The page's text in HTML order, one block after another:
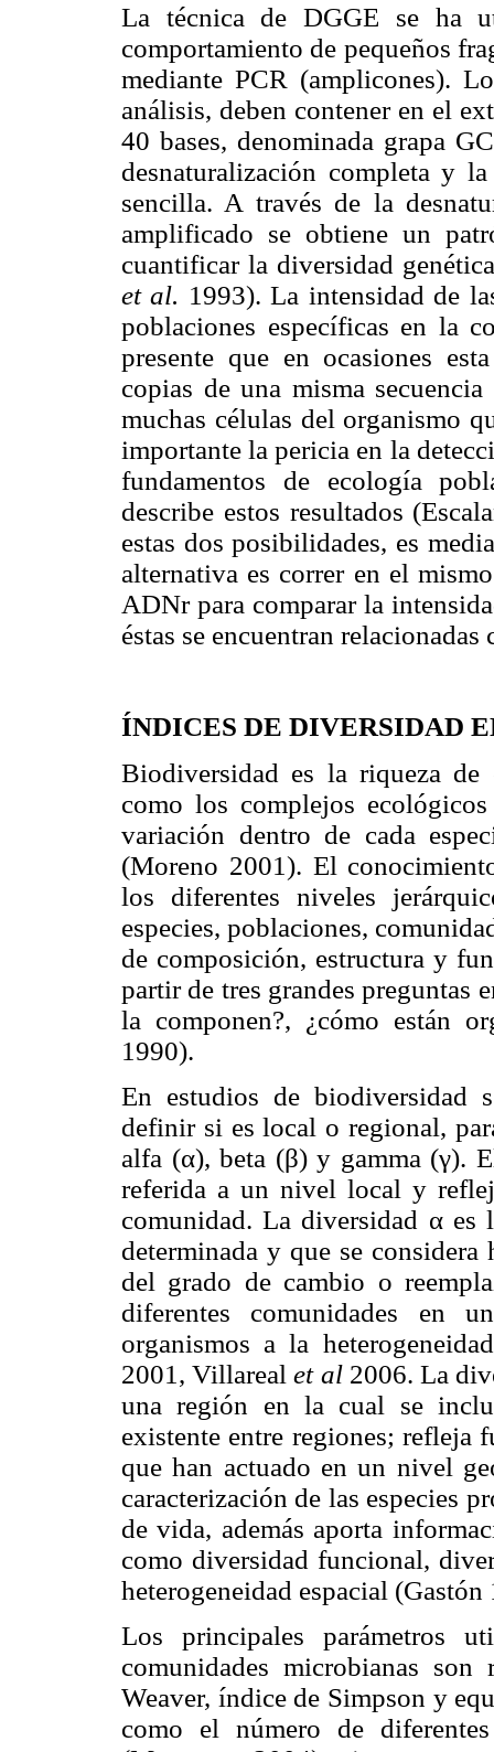
La técnica de DGGE se ha
comportamiento de pequeños
mediante PCR (amplicones).
análisis, deben contener en el
40 bases, denominada grapa
desnaturalización completa y
sencilla. A través de la
amplificado se obtiene un
cuantificar la diversidad
et al. 1993). La intensidad de
poblaciones específicas en la
presente que en ocasiones
copias de una misma
muchas células del organismo
importante la pericia en la
fundamentos de ecología
describe estos resultados
estas dos posibilidades, es
alternativa es correr en el
ADNr para comparar la
éstas se encuentran
ÍNDICES DE DIVERSIDAD
Biodiversidad es la riqueza de
como los complejos
variación dentro de cada
(Moreno 2001). El
los diferentes niveles
especies, poblaciones,
de composición, estructura y
partir de tres grandes preguntas
la componen?, ¿cómo están
1990).
En estudios de biodiversidad
definir si es local o regional,
alfa (α), beta (β) y gamma (γ).
referida a un nivel local y
comunidad. La diversidad α es
determinada y que se
del grado de cambio o
diferentes comunidades en
organismos a la
2001, Villarealet al2006. La
una región en la cual se
existente entre regiones; refleja
que han actuado en un nivel
caracterización de las especies
de vida, además aporta
como diversidad funcional,
heterogeneidad espacial (Gastón
Los principales parámetros
comunidades microbianas
Weaver, índice de Simpson y
como el número de